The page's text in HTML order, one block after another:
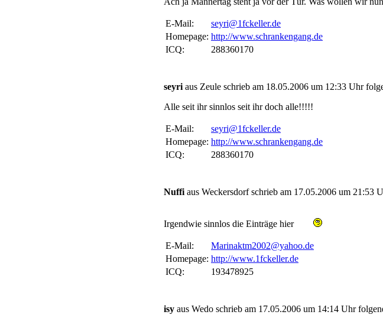
E-Mail:
seyri@1fckeller.de
Homepage: http://www.schrankengang.de
ICQ:
288360170
seyriaus Zeule schrieb am 18.05.2006 um 12:33 Uhr
Alle seit ihr sinnlos seit ihr doch alle!!!!!
E-Mail:
seyri@1fckeller.de
Homepage: http://www.schrankengang.de
ICQ:
288360170
Nuffiaus Weckersdorf schrieb am 17.05.2006 um 21:53
Irgendwie sinnlos die Einträge hier
E-Mail:
Marinaktm2002@yahoo.de
Homepage: http://www.1fckeller.de
ICQ:
193478925
isy aus Wedo schrieb am 17.05.2006 um 14:14 Uhr